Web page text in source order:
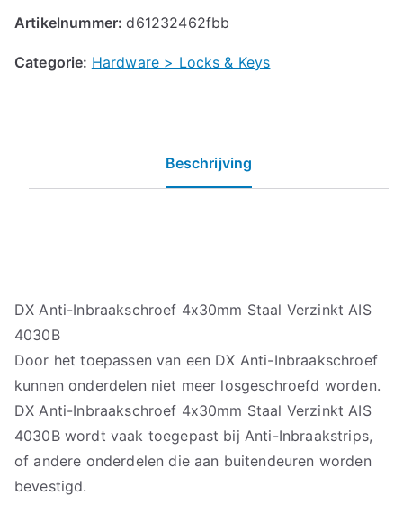
Artikelnummer:d61232462fbb
Categorie: Hardware > Locks & Keys
Beschrijving
DX Anti-Inbraakschroef 4x30mm Staal Verzinkt AIS
4030B
Door het toepassen van een DX Anti-Inbraakschroef
kunnen onderdelen niet meer losgeschroefd worden.
DX Anti-Inbraakschroef 4x30mm Staal Verzinkt AIS
4030B wordt vaak toegepast bij Anti-Inbraakstrips,
of andere onderdelen die aan buitendeuren worden
bevestigd.